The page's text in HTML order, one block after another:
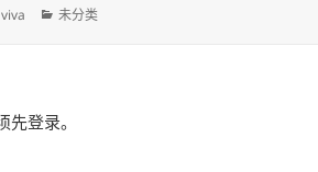
作
viva
分
未分类
先登录。